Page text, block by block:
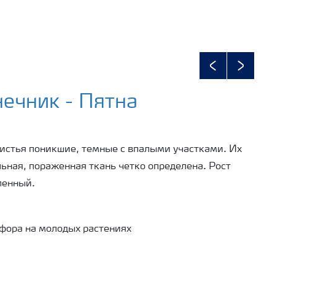
PreviousNext
- Пятна
поникшие, темные с впалыми участками. Их
пораженная ткань четко определена. Рост
на молодых растениях